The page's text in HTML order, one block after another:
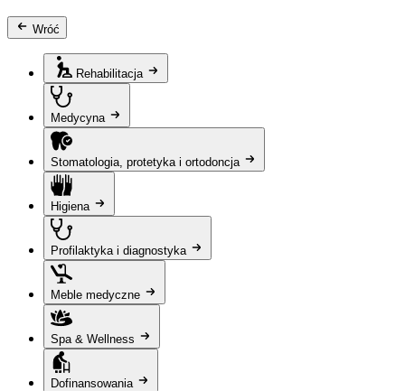
Wróć
Rehabilitacja
Medycyna
Stomatologia, protetyka i ortodoncja
Higiena
Profilaktyka i diagnostyka
Meble medyczne
Spa & Wellness
Dofinansowania